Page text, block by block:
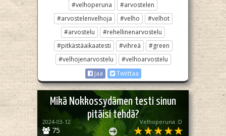
#velhoperuna
#arvostelen
#arvostelenvelhoja
#velho
#velhot
#arvostelu
#rehellinenarvostelu
#pitkästäaikaatesti
#vihreä
#green
#velhojenarvostelu
#velhoarvostelu
Jaa
Twiittaa
Mikä Nokkossydämen testi sinun
pitäisi tehdä?
75
2024-03-12 Velhoperuna :D